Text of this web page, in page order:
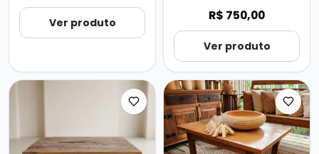
Ver produto
Portuguesa
(Variações)
R$ 750,00
Ver produto